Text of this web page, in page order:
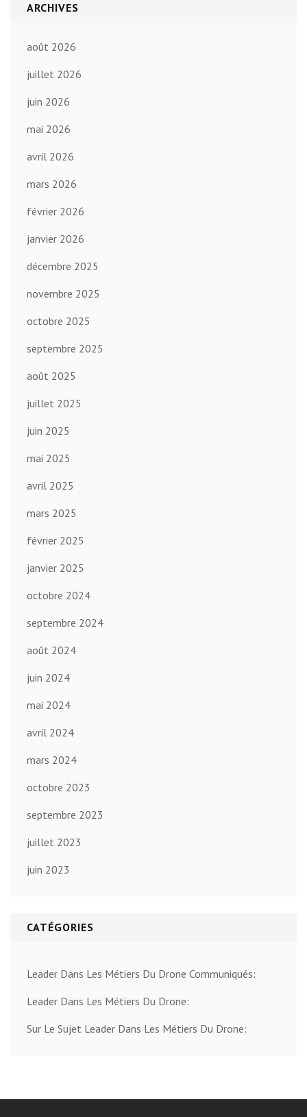
ARCHIVES
août 2026
juillet 2026
juin 2026
mai 2026
avril 2026
mars 2026
février 2026
janvier 2026
décembre 2025
novembre 2025
octobre 2025
septembre 2025
août 2025
juillet 2025
juin 2025
mai 2025
avril 2025
mars 2025
février 2025
janvier 2025
octobre 2024
septembre 2024
août 2024
juin 2024
mai 2024
avril 2024
mars 2024
octobre 2023
septembre 2023
juillet 2023
juin 2023
CATÉGORIES
Leader Dans Les Métiers Du Drone Communiqués:
Leader Dans Les Métiers Du Drone:
Sur Le Sujet Leader Dans Les Métiers Du Drone: